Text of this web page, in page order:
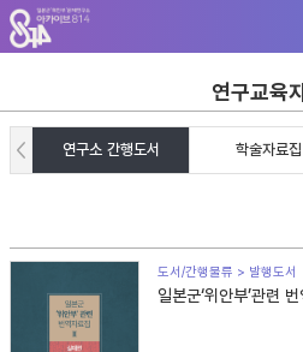
주
메
뉴
가
기
본
문
바
기
하
단
바
기
연구교육
연구소 간행도서 학술자료집
도서/간행물류 > 발행도서
일본군‘위안부’관련